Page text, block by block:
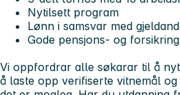
Nytilsett program
Lønn i samsvar med
Gode pensjons- og
Vi oppfordrar alle søkarar til å
å laste opp verifiserte vitnemål